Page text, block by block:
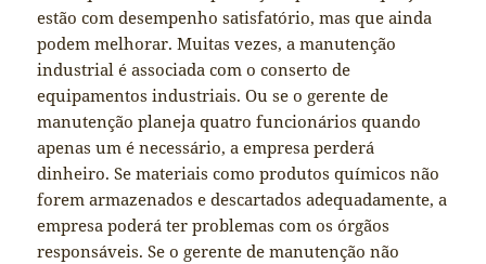
estão com desempenho satisfatório, mas que ainda
podem melhorar. Muitas vezes, a manutenção
industrial é associada com o conserto de
equipamentos industriais. Ou se o gerente de
manutenção planeja quatro funcionários quando
apenas um é necessário, a empresa perderá
dinheiro. Se materiais como produtos químicos não
forem armazenados e descartados adequadamente, a
empresa poderá ter problemas com os órgãos
responsáveis. Se o gerente de manutenção não